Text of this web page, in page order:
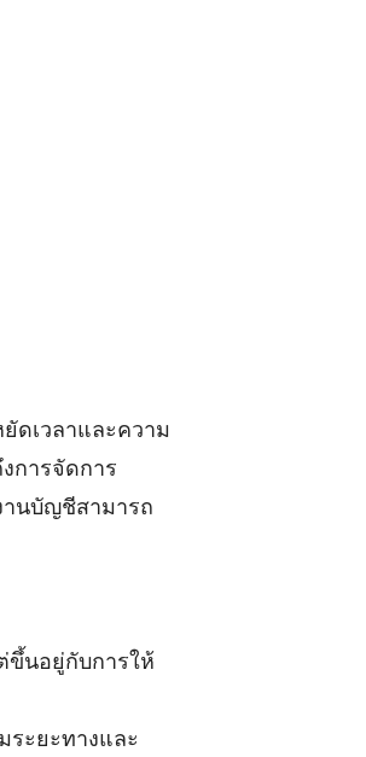
ดเวลาและความ
การจัดการ
านบัญชีสามารถ
นอยู่กับการให้
ะยะทางและ